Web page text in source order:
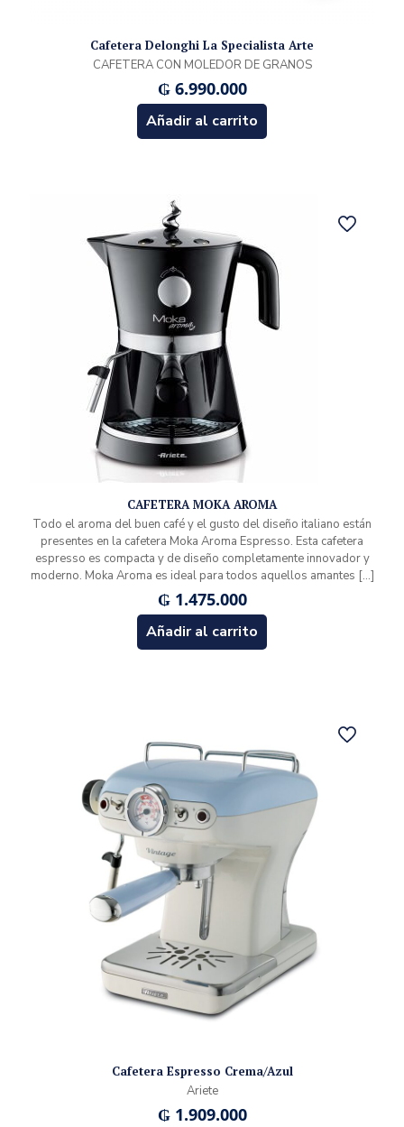
Cafetera Delonghi La Specialista Arte
CAFETERA CON MOLEDOR DE GRANOS
₲6.990.000
Añadir al carrito
CAFETERA MOKA AROMA
Todo el aroma del buen café y el gusto del diseño italiano están
presentes en la cafetera Moka Aroma Espresso. Esta cafetera
espresso es compacta y de diseño completamente innovador y
moderno. Moka Aroma es ideal para todos aquellos amantes […]
₲1.475.000
Añadir al carrito
Cafetera Espresso Crema/Azul
Ariete
₲1.909.000